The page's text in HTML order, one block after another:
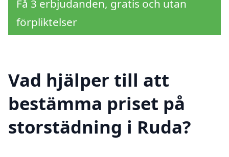
Få 3 erbjudanden, gratis och utan
förpliktelser
Vad hjälper till att
bestämma priset på
storstädning i Ruda?